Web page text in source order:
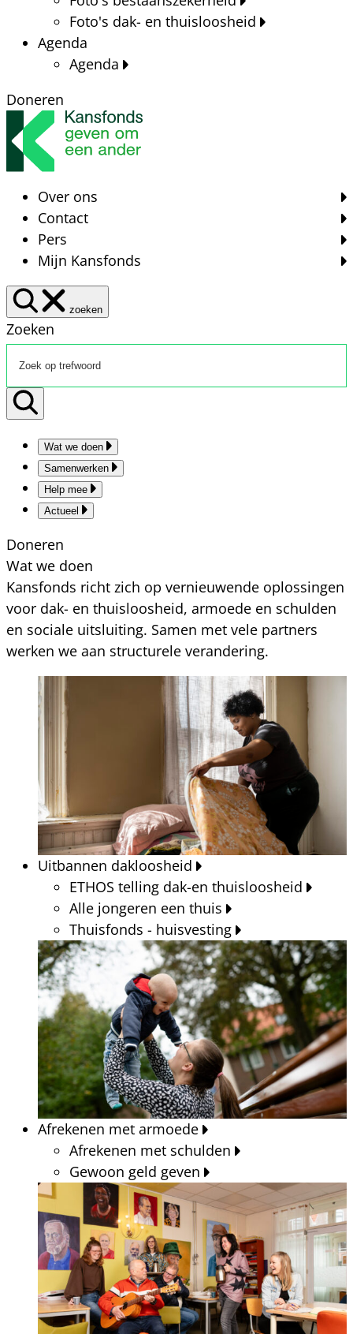
Foto's dak- en thuisloosheid
Agenda
Agenda
Doneren
Over ons
Contact
Pers
Mijn Kansfonds
zoeken
Zoeken
Wat we doen
Samenwerken
Help mee
Actueel
Doneren
Wat we doen
Kansfonds richt zich op vernieuwende oplossingen
voor dak- en thuisloosheid, armoede en schulden
en sociale uitsluiting. Samen met vele partners
werken we aan structurele verandering.
Uitbannen dakloosheid
ETHOS telling dak-en thuisloosheid
Alle jongeren een thuis
Thuisfonds - huisvesting
Afrekenen met armoede
Afrekenen met schulden
Gewoon geld geven